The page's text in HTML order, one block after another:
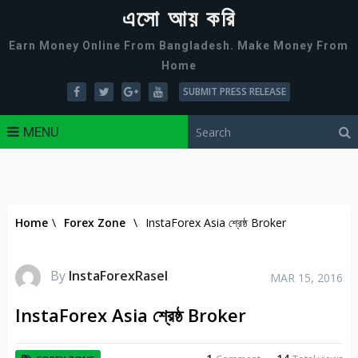
এসো আয় করি
Earn Money Online From Bangladesh. Make Money From
Home
SUBMIT PRESS RELEASE
MENU
Home \ Forex Zone \ InstaForex Asia শ্রেষ্ঠ Broker
By InstaForexRasel MAR 15, 2016
InstaForex Asia শ্রেষ্ঠ Broker